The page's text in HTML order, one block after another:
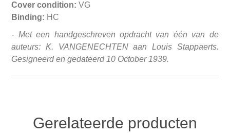
Cover condition: VG
Binding: HC
- Met een handgeschreven opdracht van één van de
auteurs: K. VANGENECHTEN aan Louis Stappaerts.
Gesigneerd en gedateerd 10 October 1939.
Gerelateerde producten